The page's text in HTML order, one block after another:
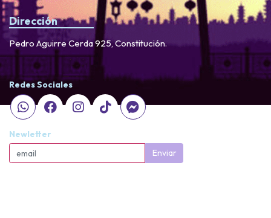
Dirección
Pedro Aguirre Cerda 925, Constitución.
Redes Sociales
Newletter
Enviar